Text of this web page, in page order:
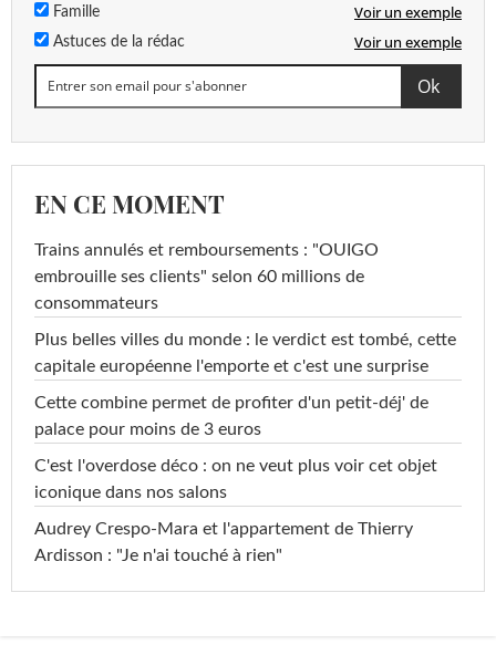
Famille Voir un exemple
Astuces de la rédac Voir un exemple
EN CE MOMENT
Trains annulés et remboursements : "OUIGO
embrouille ses clients" selon 60 millions de
consommateurs
Plus belles villes du monde : le verdict est tombé, cette
capitale européenne l'emporte et c'est une surprise
Cette combine permet de profiter d'un petit-déj' de
palace pour moins de 3 euros
C'est l'overdose déco : on ne veut plus voir cet objet
iconique dans nos salons
Audrey Crespo-Mara et l'appartement de Thierry
Ardisson : "Je n'ai touché à rien"